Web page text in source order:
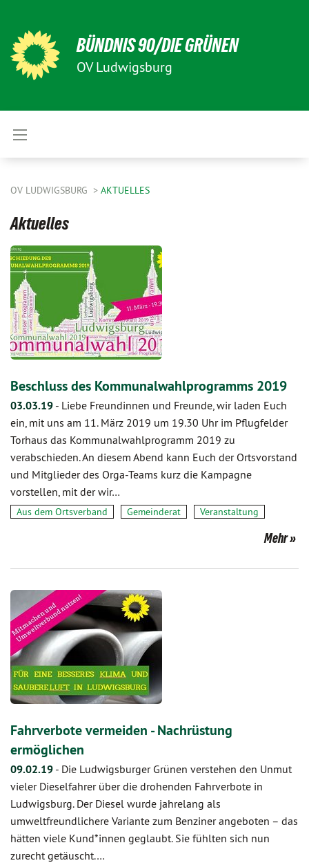
BÜNDNIS 90/DIE GRÜNEN
OV Ludwigsburg
OV LUDWIGSBURG AKTUELLES
Aktuelles
Beschluss des Kommunalwahlprogramms 2019
03.03.19 - Liebe Freundinnen und Freunde, wir laden Euch
ein, mit uns am 11. März 2019 um 19.30 Uhr im Pflugfelder
Torhaus das Kommunalwahlprogramm 2019 zu
verabschieden. An diesem Abend kann Euch der Ortsvorstand
und Mitglieder des Orga-Teams kurz die Kampagne
vorstellen, mit der wir…
Aus dem Ortsverband Gemeinderat Veranstaltung
Mehr
Fahrverbote vermeiden - Nachrüstung
ermöglichen
09.02.19 - Die Ludwigsburger Grünen verstehen den Unmut
vieler Dieselfahrer über die drohenden Fahrverbote in
Ludwigsburg. Der Diesel wurde jahrelang als
umweltfreundlichere Variante zum Benziner angeboten – das
hätten viele Kund*innen geglaubt. Sie fühlten sich nun
zurecht getäuscht.…